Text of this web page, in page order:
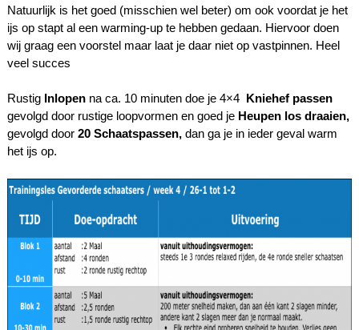
Natuurlijk is het goed (misschien wel beter) om ook voordat je het
ijs op stapt al een warming-up te hebben gedaan. Hiervoor doen
wij graag een voorstel maar laat je daar niet op vastpinnen. Heel
veel succes
Rustig Inlopen na ca. 10 minuten doe je 4×4 Kniehef passen
gevolgd door rustige loopvormen en goed je Heupen los draaien,
gevolgd door 20 Schaatspassen, dan ga je in ieder geval warm
het ijs op.